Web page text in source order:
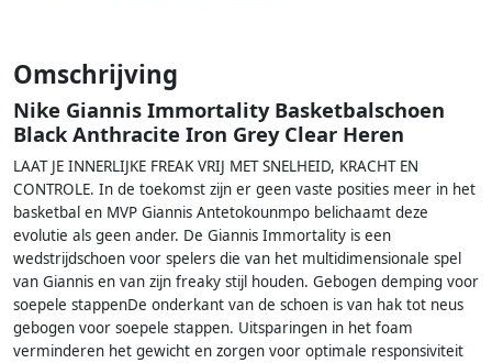
Omschrijving
Nike Giannis Immortality Basketbalschoen
Black Anthracite Iron Grey Clear Heren
LAAT JE INNERLIJKE FREAK VRIJ MET SNELHEID, KRACHT EN
CONTROLE. In de toekomst zijn er geen vaste posities meer in het
basketbal en MVP Giannis Antetokounmpo belichaamt deze
evolutie als geen ander. De Giannis Immortality is een
wedstrijdschoen voor spelers die van het multidimensionale spel
van Giannis en van zijn freaky stijl houden. Gebogen demping voor
soepele stappenDe onderkant van de schoen is van hak tot neus
gebogen voor soepele stappen. Uitsparingen in het foam
verminderen het gewicht en zorgen voor optimale responsiviteit